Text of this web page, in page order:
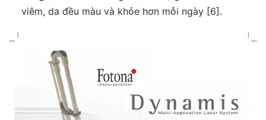
viêm, da đều màu và khỏe hơn mỗi ngày [6].